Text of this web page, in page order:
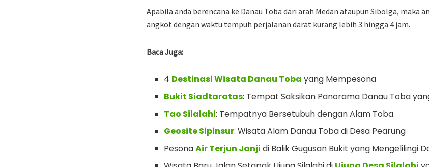
Apabila anda berencana ke Danau Toba dari arah Medan ataupun Sibolga, maka
angkot dengan waktu tempuh perjalanan darat kurang lebih 3 hingga 4 jam.
Baca Juga:
4 Destinasi Wisata Danau Toba yang Mempesona
Bukit Siadtaratas: Tempat Saksikan Panorama Danau Toba
Tao Silalahi: Tempatnya Bersetubuh dengan Alam Toba
Geosite Sipinsur: Wisata Alam Danau Toba di Desa Pearung
PesonaAir Terjun Janji di Balik Gugusan Bukit yang Mengelilingi